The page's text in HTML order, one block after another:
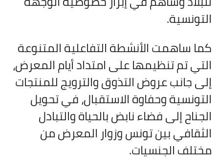
التونسية.
كما ساهمت الأنشطة التفاعلية المتنوعة
التي تم تنظيمها على امتداد أيام المعرض،
إلى جانب عروض التذوق والترويج للمنتجات
التونسية وحفاوة الاستقبال، في تحويل
الجناح إلى فضاء نابض بالحياة والتبادل
الثقافي بين تونس وزوار المعرض من
مختلف الجنسيات.